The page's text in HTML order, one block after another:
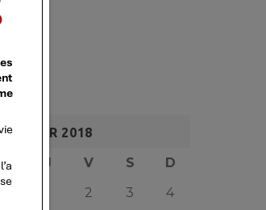
FÉVRIER 2018
M J V S
D
2 3
4